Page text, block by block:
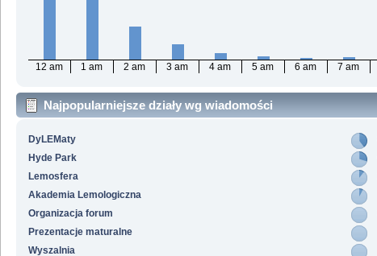
12 am 1 am 2 am 3 am 4 am 5 am 6 am 7 am
Najpopularniejsze działy wg wiadomości
DyLEMaty
Hyde Park
Lemosfera
Akademia Lemologiczna
Organizacja forum
Prezentacje maturalne
Wyszalnia